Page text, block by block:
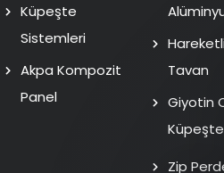
Küpeşte
Sistemleri
Akpa Kompozit
Panel
Tavan
Giyotin
Küpeşte
Zip